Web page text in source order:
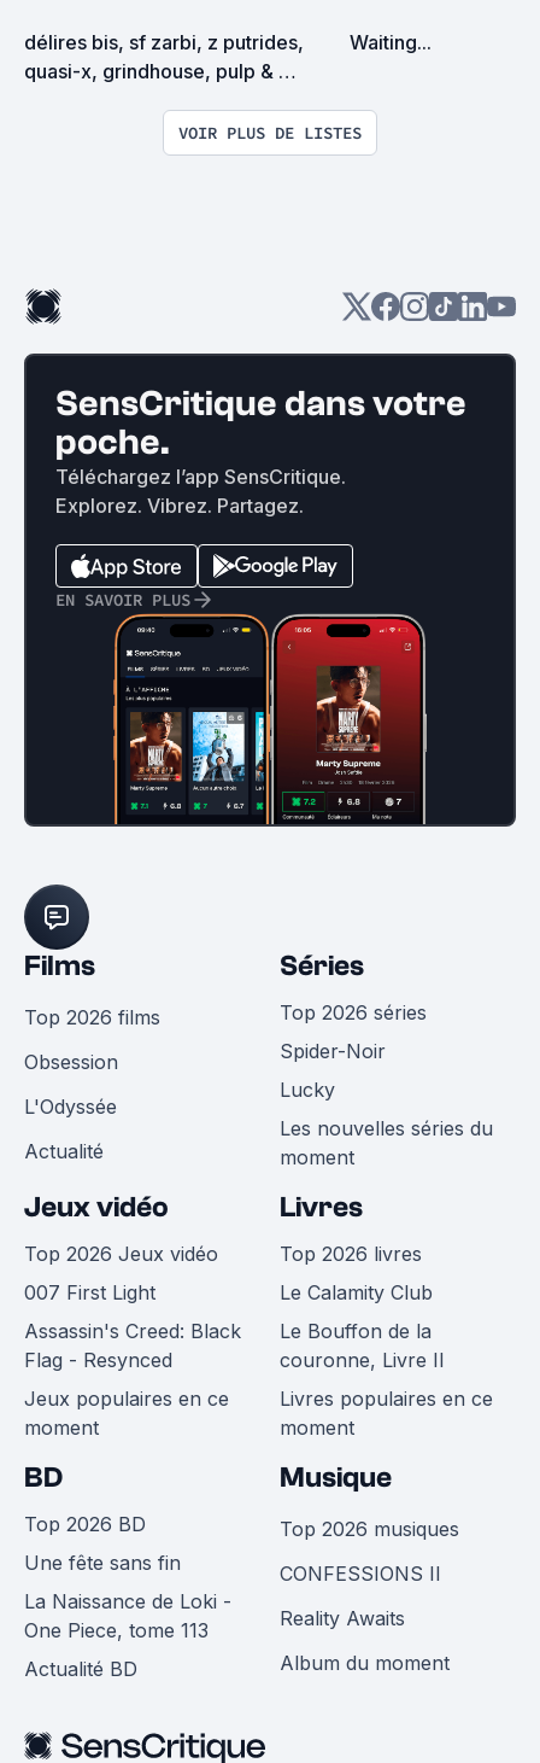
délires bis, sf zarbi, z putrides,
quasi-x, grindhouse, pulp &
Waiting...
VOIR PLUS DE LISTES
SensCritique dans votre
poche.
Téléchargez l’app SensCritique.
Explorez. Vibrez. Partagez.
EN SAVOIR PLUS
Films
Top 2026 films
Obsession
L'Odyssée
Actualité
Séries
Top 2026 séries
Spider-Noir
Lucky
Les nouvelles séries du
moment
Jeux vidéo
Top 2026 Jeux vidéo
007 First Light
Assassin's Creed: Black
Flag - Resynced
Jeux populaires en ce
moment
Livres
Top 2026 livres
Le Calamity Club
Le Bouffon de la
couronne, Livre II
Livres populaires en ce
moment
BD
Top 2026 BD
Une fête sans fin
La Naissance de Loki -
One Piece, tome 113
Actualité BD
Musique
Top 2026 musiques
CONFESSIONS II
Reality Awaits
Album du moment